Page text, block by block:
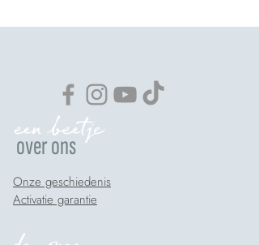
over ons
een beetje
Onze geschiedenis
Activatie garantie